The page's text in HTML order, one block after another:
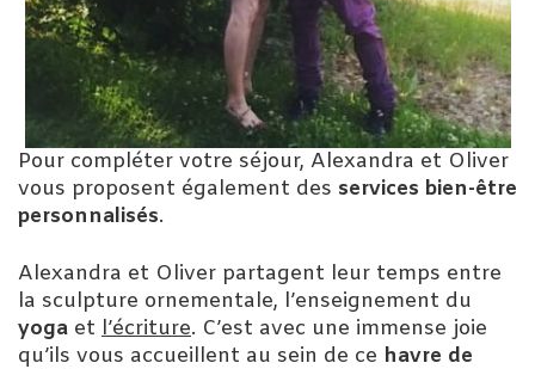
Pour compléter votre séjour, Alexandra et Oliver
vous proposent également des services bien-être
personnalisés.
Alexandra et Oliver partagent leur temps entre
la sculpture ornementale, l’enseignement du
yoga et l’écriture. C’est avec une immense joie
qu’ils vous accueillent au sein de ce havre de